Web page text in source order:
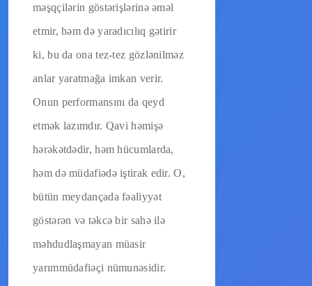
məşqçilərin göstərişlərinə əməl
etmir, həm də yaradıcılıq gətirir
ki, bu da ona tez-tez gözlənilməz
anlar yaratmağa imkan verir.
Onun performansını da qeyd
etmək lazımdır. Qavi həmişə
hərəkətdədir, həm hücumlarda,
həm də müdafiədə iştirak edir. O,
bütün meydançada fəaliyyət
göstərən və təkcə bir sahə ilə
məhdudlaşmayan müasir
yarımmüdafiəçi nümunəsidir.